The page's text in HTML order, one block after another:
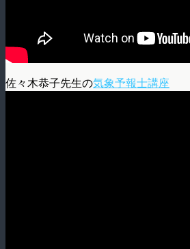
佐々木恭子先生の気象予報士講座